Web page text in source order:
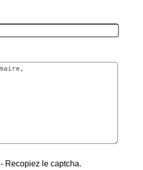
- Recopiez le captcha.